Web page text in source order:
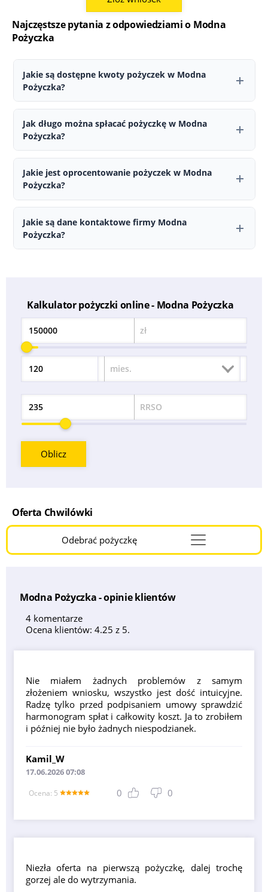
Najczęstsze pytania z odpowiedziami o Modna
Pożyczka
Jakie są dostępne kwoty pożyczek w Modna
Pożyczka?
W Modna Pożyczka można ubiegać się o pożyczkę w przedziale od
500 do 150 000 zł. W przypadku nowych klientów przyznawana
kwota może być niższa.
Jak długo można spłacać pożyczkę w Modna
Pożyczka?
Okres spłaty wynosi od 12 do 120 miesięcy. Pierwsza pożyczka
zazwyczaj nie jest udzielana na maksymalny możliwy czas.
Jakie jest oprocentowanie pożyczek w Modna
Pożyczka?
Na stronie Modna Pożyczka wskazano od 0 zł, RRSO 0%. Ostateczne
warunki, w tym oprocentowanie oraz całkowity koszt pożyczki, są
przedstawiane indywidualnie podczas składania wniosku.
Jakie są dane kontaktowe firmy Modna
Pożyczka?
Kalkulator pożyczki online - Modna Pożyczka
Kwota zł
Okres mies.
Odsetek RRSO
Oblicz
Oferta Chwilówki
Odebrać pożyczkęMenu
Burger
Modna Pożyczka - opinie klientów
4 komentarze
Ocena klientów: 4.25 z 5.
Nie miałem żadnych problemów z samym
złożeniem wniosku, wszystko jest dość intuicyjne.
Radzę tylko przed podpisaniem umowy sprawdzić
harmonogram spłat i całkowity koszt. Ja to zrobiłem
i później nie było żadnych niespodzianek.
Kamil_W
17.06.2026 07:08
Оcena: 5 0 0
Niezła oferta na pierwszą pożyczkę, dalej trochę
gorzej ale do wytrzymania.